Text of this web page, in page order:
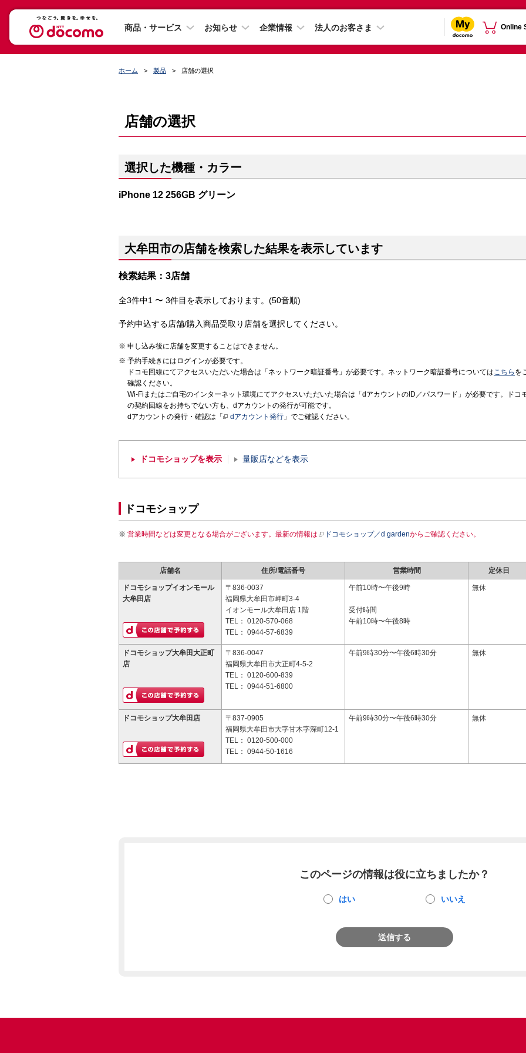
商品・サービス お知らせ 企業情報 法人のお客さま Online
ホーム 製品 店舗の選択
店舗の選択
選択した機種・カラー
iPhone 12 256GB グリーン
大牟田市の店舗を検索した結果を表示しています
検索結果：3店舗
全3件中1 〜 3件目を表示しております。(50音順)
予約申込する店舗/購入商品受取り店舗を選択してください。
申し込み後に店舗を変更することはできません。
予約手続きにはログインが必要です。
ドコモ回線にてアクセスいただいた場合は「ネットワーク暗証番号」が必要です。ネットワーク暗証番号についてはこちら を
確認ください。
Wi-Fiまたはご自宅のインターネット環境にてアクセスいただいた場合は「dアカウントのID／パスワード」が必要です。ドコ
の契約回線をお持ちでない方も、dアカウントの発行が可能です。
dアカウントの発行・確認は「
dアカウント発行 」でご確認ください。
ドコモショップを表示 量販店などを表示
ドコモショップ
営業時間などは変更となる場合がございます。最新の情報は ドコモショップ／d gardenからご確認ください。
店舗名 住所/電話番号 営業時間 定休日
ドコモショップイオンモール
大牟田店
〒836-0037
福岡県大牟田市岬町3-4
イオンモール大牟田店 1階
TEL： 0120-570-068
TEL： 0944-57-6839
午前10時〜午後9時
受付時間
午前10時〜午後8時
無休
ドコモショップ大牟田大正町
店
〒836-0047
福岡県大牟田市大正町4-5-2
TEL： 0120-600-839
TEL： 0944-51-6800
午前9時30分〜午後6時30分 無休
ドコモショップ大牟田店
〒837-0905
福岡県大牟田市大字甘木字深町12-1
TEL： 0120-500-000
TEL： 0944-50-1616
午前9時30分〜午後6時30分 無休
このページの情報は役に立ちましたか？
はい いいえ
送信する